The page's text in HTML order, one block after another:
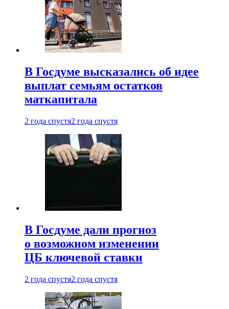
В Госдуме высказались об идее
выплат семьям остатков
маткапитала
2 года спустя2 года спустя
В Госдуме дали прогноз
о возможном изменении
ЦБ ключевой ставки
2 года спустя2 года спустя